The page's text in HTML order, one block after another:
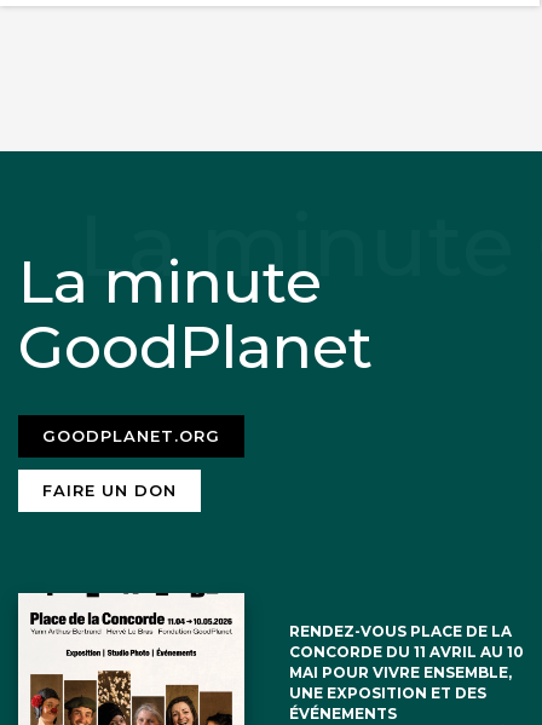
La minute
GoodPlanet
GOODPLANET.ORG
FAIRE UN DON
RENDEZ-VOUS PLACE DE LA
CONCORDE DU 11 AVRIL AU 10
MAI POUR VIVRE ENSEMBLE,
UNE EXPOSITION ET DES
ÉVÉNEMENTS